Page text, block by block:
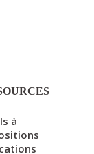
à